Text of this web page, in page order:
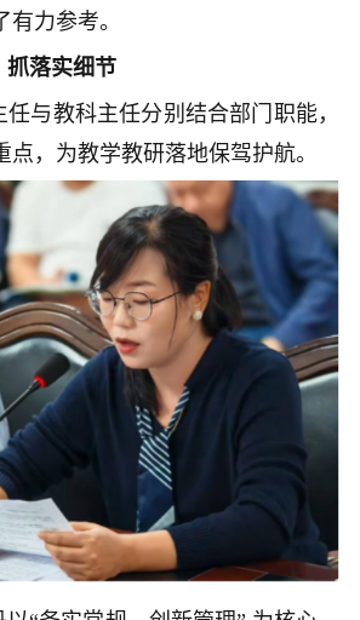
力参考。
抓落实细节
任与教科主任分别结合部门职能，
点，为教学教研落地保驾护航。